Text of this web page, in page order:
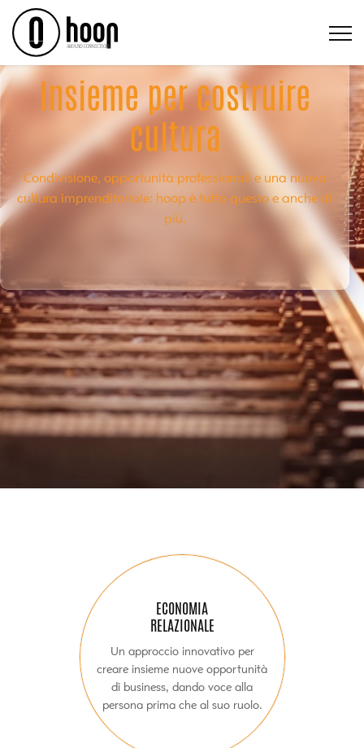
hoop Vision
La community di imprenditori nel digitale dove teoria e
pratica si incontrano per la tua realizzazione personale
e professionale
Insieme per costruire
cultura
Condivisione, opportunità professionali e una nuova
cultura imprenditoriale: hoop è tutto questo e anche di
più.
ECONOMIA
RELAZIONALE
Un approccio innovativo per
creare insieme nuove opportunità
di business, dando voce alla
persona prima che al suo ruolo.